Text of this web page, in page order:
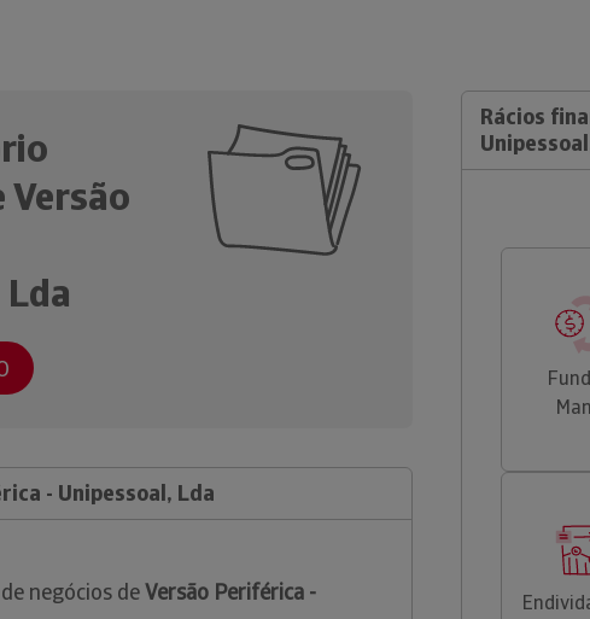
- Unipessoal, Lda
negócios deVersão Periférica -
Rácios